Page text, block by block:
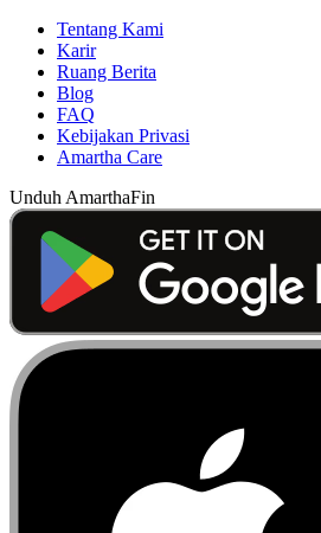
Tentang Kami
Karir
Ruang Berita
Blog
FAQ
Kebijakan Privasi
Amartha Care
Unduh AmarthaFin